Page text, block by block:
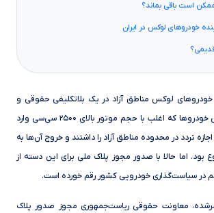
است باقی بماند؟
خودروهای لوکس در ایران
خودروهای لوکس مناطق آزاد در یک بلاتکلیفی حقوقی و
اجرایی قرار داشتند. این خودروها که اغلب با حجم موتور بالای ۲۵۰۰ سی‌سی وارد
تردد در محدوده مناطق آزاد را داشتند و خروج آن‌ها به
بود. اما حالا با صدور مجوز پلاک ملی برای این دسته از
در سیاست‌گذاری خودرویی کشور رقم خورده است.
معاونت حقوقی ریاست‌جمهوری مجوز صدور پلاک